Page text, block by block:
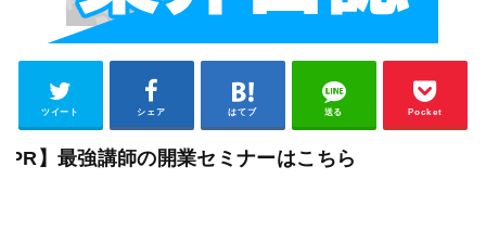
ツイート シェア はてブ 送る Pocket
【PR】最強講師の開業セミナーはこちら